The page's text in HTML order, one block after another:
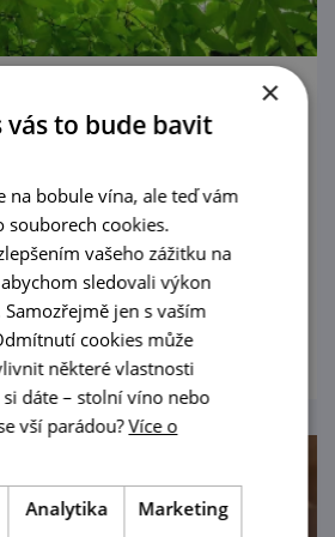
Laboratoř zvuků nabídne
30. září 2026 v prostorách
jedinečný zážitek
fyziku a kreativní
prohlédnout
×
vás to bude bavit
na bobule vína, ale teď vám
souborech cookies.
vašeho zážitku na
sledovali výkon
Samozřejmě jen s vaším
cookies může
některé vlastnosti
dáte – stolní víno nebo
vší parádou?Více o
Analytika Marketing